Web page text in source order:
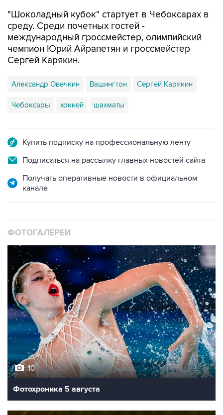
"Шоколадный кубок" стартует в Чебоксарах в
среду. Среди почетных гостей -
международный гроссмейстер, олимпийский
чемпион Юрий Айрапетян и гроссмейстер
Сергей Карякин.
Александр Овечкин Вашингтон Сергей Карякин
Чебоксары хоккей шахматы
Купить подписку на профессиональную ленту
Подписаться на рассылку главных новостей сайта
Получать оперативные новости в официальном
канале
ФОТОГАЛЕРЕИ
10
Фотохроника 5 августа